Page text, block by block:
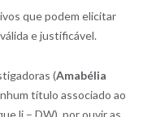
que podem elicitar
e justificável.
(Amabélia
título associado ao
li – DW), por ouvir as